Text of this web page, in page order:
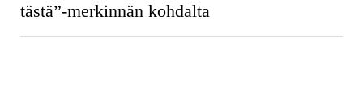
tästä”-merkinnän kohdalta